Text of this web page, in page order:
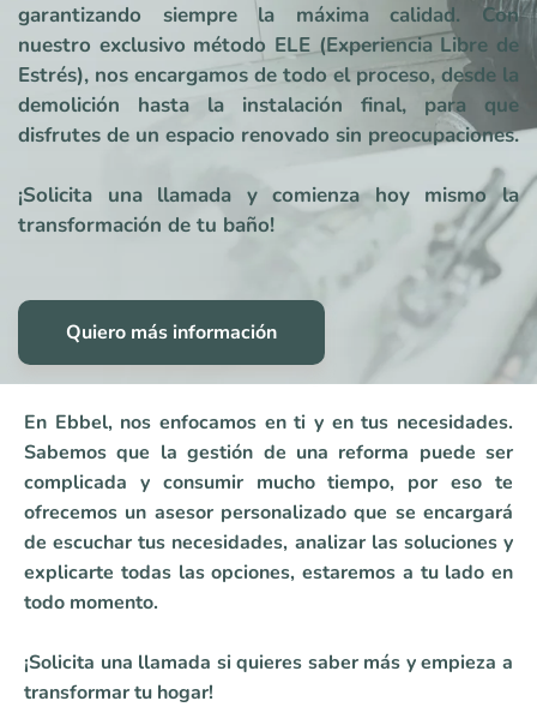
garantizando siempre la máxima calidad. Con
nuestro exclusivo método ELE (Experiencia Libre de
Estrés), nos encargamos de todo el proceso, desde la
demolición hasta la instalación final, para que
disfrutes de un espacio renovado sin preocupaciones.
¡Solicita una llamada y comienza hoy mismo la
transformación de tu baño!
Quiero más información
En Ebbel, nos enfocamos en ti y en tus necesidades.
Sabemos que la gestión de una reforma puede ser
complicada y consumir mucho tiempo, por eso te
ofrecemos un asesor personalizado que se encargará
de escuchar tus necesidades, analizar las soluciones y
explicarte todas las opciones, estaremos a tu lado en
todo momento.
¡Solicita una llamada si quieres saber más y empieza a
transformar tu hogar!